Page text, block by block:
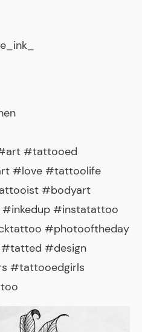
#tattooed
#love #tattoolife
#bodyart
#instatattoo
#photooftheday
#design
#tattooedgirls